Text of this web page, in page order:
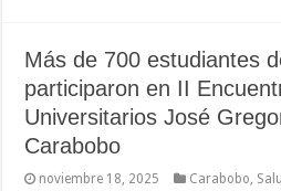
Más de 700 estudiantes
participaron en II
Universitarios José
Carabobo
noviembre 18, 2025 Carabobo,